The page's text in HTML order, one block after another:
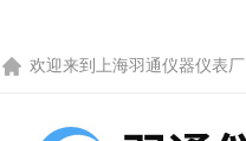
欢迎来到 上海羽通仪器仪表厂